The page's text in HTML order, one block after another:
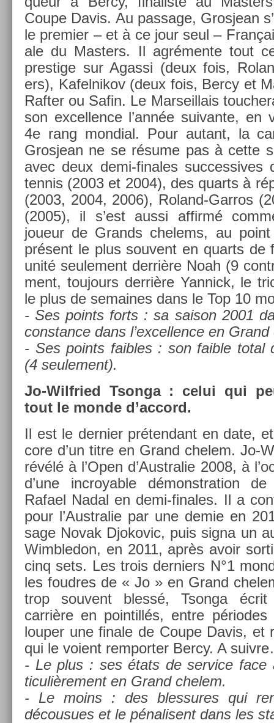
Coupe Davis. Au pas­sage, Gros­jean
le pre­mi­er – et à ce jour seul –
ale du Mast­ers. Il agrémente tout
pre­stige sur Agas­si (deux fois,
ers), Kafel­nikov (deux fois, Bercy et
Raft­er ou Safin. Le Mar­seil­lais
son ex­cell­ence l’année suivan­te, en
4e rang mon­di­al. Pour autant, la
Gros­jean ne se résume pas à cette
avec deux demi-finales suc­ces­sives
ten­nis (2003 et 2004), des quarts à
(2003, 2004, 2006), Roland-Garros
(2005), il s’est aussi af­firmé
joueur de Grands chelems, au point
présent le plus souvent en quarts de
unité seule­ment derrière Noah (9
ment, toujours derrière Yan­nick, le
le plus de semaines dans le Top 10
- Ses points forts : sa saison 2001
con­stan­ce dans l’ex­cell­ence en
- Ses points faib­les : son faib­le total
(4 seule­ment).
Jo-Wilfried Tson­ga : celui qui
tout le monde d’ac­cord.
Il est le de­rni­er préten­dant en date,
core d’un titre en Grand chelem. Jo-
révélé à l’Open d’Australie 2008, à
d’une in­croy­able démonstra­tion
Rafael Nadal en demi-finales. Il a
pour l’Australie par une demie en
sage Novak Djokovic, puis signa un
Wimbledon, en 2011, après avoir
cinq sets. Les trois de­rni­ers N°1
les foud­res de « Jo » en Grand
trop souvent blessé, Tson­ga
carrière en poin­tillés, entre
loup­er une fin­ale de Coupe Davis, et
qui le voient re­mport­er Bercy. A
- Le plus : ses états de ser­vice
ticuliè­re­ment en Grand chelem.
- Le moins : des bles­sures qui
décousues et le pénalisent dans les